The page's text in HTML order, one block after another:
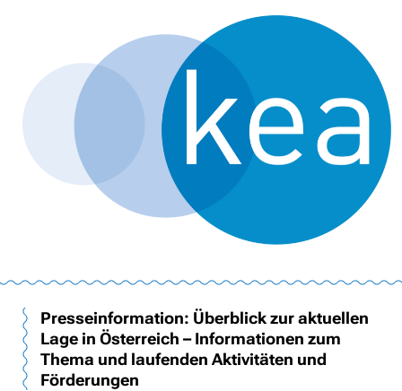
Presseinformation: Überblick zur aktuellen
Lage in Österreich – Informationen zum
Thema und laufenden Aktivitäten und
Förderungen